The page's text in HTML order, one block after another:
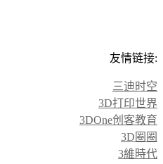
友情链接:
三迪时空
3D打印世界
3DOne创客教育
3D圈圈
3維時代